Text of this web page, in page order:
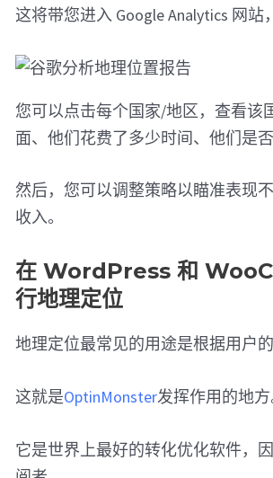
这将带您进入 Google Analytics 网
您可以点击每个国家/地区，查看该
面、他们花费了多少时间、他们是
然后，您可以调整策略以瞄准表现
收入。
在 WordPress 和
行地理定位
地理定位最常见的用途是根据用户
这就是OptinMonster发挥作用的地方
它是世界上最好的转化优化软件，